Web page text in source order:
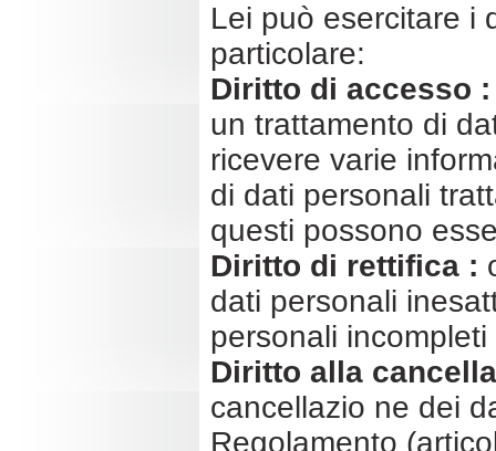
Lei può esercitare i
particolare:
Diritto di accesso :
un trattamento di
ricevere varie
di dati personali
questi possono
Diritto di rettifica :
dati personali
personali
Diritto alla
cancellazio ne dei
Regolamento